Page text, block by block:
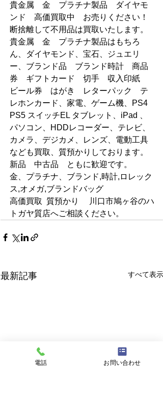
貴金属　金　プラチナ製品　ダイヤモ
ンド　高価買取中　お売りください！
断捨離して不用品は買取いたします。
貴金属　金　プラチナ製品はもちろ
ん、ダイヤモンド、宝石、ジュエリ
ー、ブランド品　ブランド時計　商品
券　ギフトカード　切手　収入印紙
ビール券　はがき　レターパック　テ
レホンカード、家電、ゲーム機、PS4
PS5 スイッチEL タブレット、iPad 、
パソコン、HDDレコーダー、テレビ、
カメラ、デジカメ、レンズ、電動工具
なども買取、質預かりしております。
新品　中古品　ともに歓迎です。
金、プラチナ、ブランド,時計,ロレック
ス,オメガ,ブランドバッグ
高価買取  質預かり     川口市鳩ヶ谷のハ
トガヤ質店へご相談ください。
最新記事 すべて表示
電話 お問い合わせ